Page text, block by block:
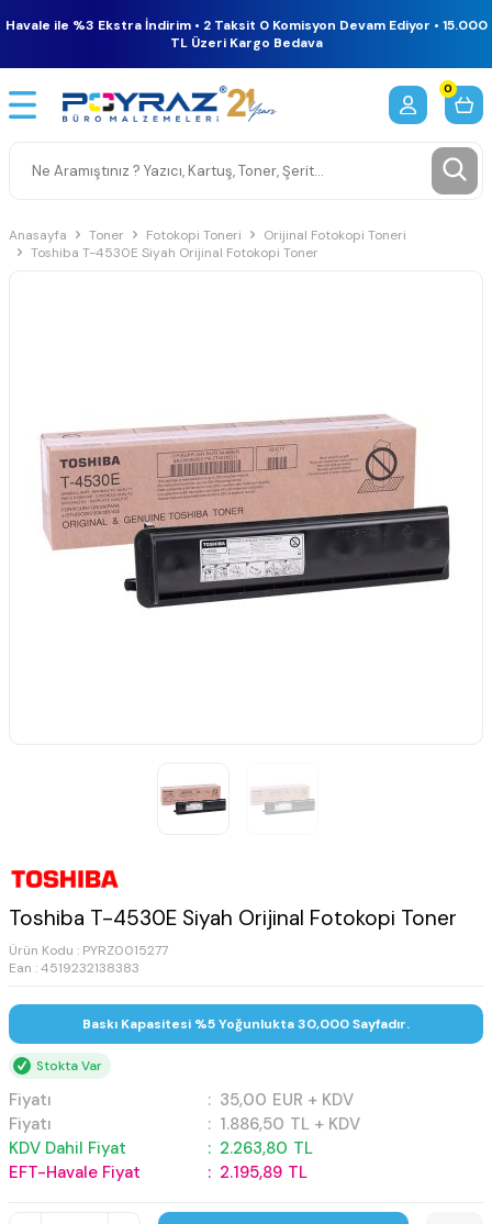
Havale ile %3 Ekstra İndirim • 2 Taksit 0 Komisyon Devam Ediyor • 15.000
TL Üzeri Kargo Bedava
0
Anasayfa Toner Fotokopi Toneri
Orijinal Fotokopi Toneri
Toshiba T-4530E Siyah Orijinal Fotokopi Toner
Toshiba T-4530E Siyah Orijinal Fotokopi Toner
Ürün Kodu : PYRZ0015277
Ean : 4519232138383
Baskı Kapasitesi %5 Yoğunlukta 30,000 Sayfadır.
Stokta Var
Fiyatı : 35,00 EUR + KDV
Fiyatı
: 1.886,50 TL + KDV
KDV Dahil Fiyat
: 2.263,80 TL
EFT-Havale Fiyat
: 2.195,89 TL